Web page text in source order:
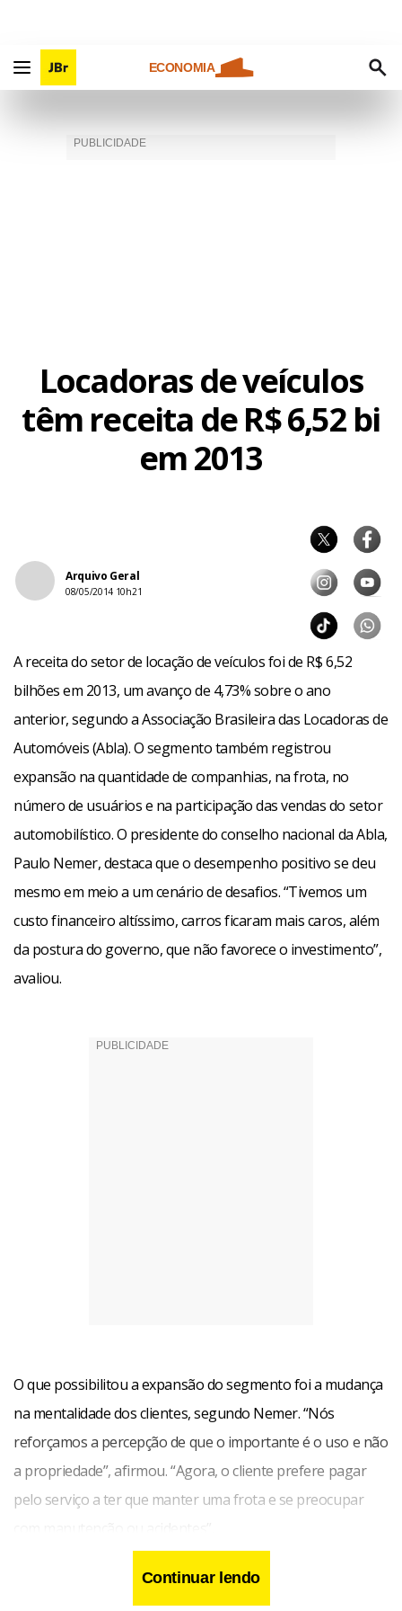
ECONOMIA
Locadoras de veículos
têm receita de R$ 6,52 bi
em 2013
Arquivo Geral
08/05/2014 10h21
A receita do setor de locação de veículos foi de R$ 6,52
bilhões em 2013, um avanço de 4,73% sobre o ano
anterior, segundo a Associação Brasileira das Locadoras de
Automóveis (Abla). O segmento também registrou
expansão na quantidade de companhias, na frota, no
número de usuários e na participação das vendas do setor
automobilístico. O presidente do conselho nacional da Abla,
Paulo Nemer, destaca que o desempenho positivo se deu
mesmo em meio a um cenário de desafios. “Tivemos um
custo financeiro altíssimo, carros ficaram mais caros, além
da postura do governo, que não favorece o investimento”,
avaliou.
O que possibilitou a expansão do segmento foi a mudança
na mentalidade dos clientes, segundo Nemer. “Nós
reforçamos a percepção de que o importante é o uso e não
a propriedade”, afirmou. “Agora, o cliente prefere pagar
pelo serviço a ter que manter uma frota e se preocupar
A nova postura dos clientes gerou um aumento na
Continuar lendo